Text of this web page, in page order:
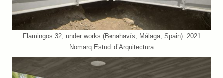
Flamingos 32, under works (Benahavís, Málaga, Spain). 2021
Nomarq Estudi d’Arquitectura